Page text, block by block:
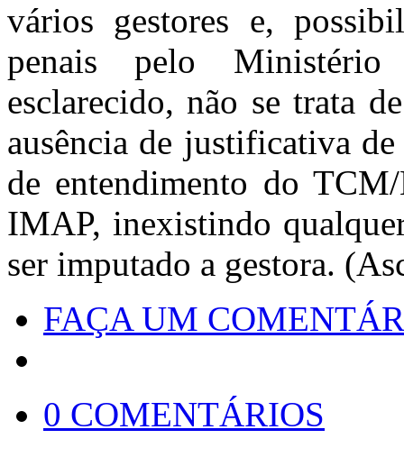
vários gestores e,
penais pelo Ministério
esclarecido, não se trata
ausência de justificativa de
de entendimento do
IMAP, inexistindo
ser imputado a gestora.
FAÇA UM
0 COMENTÁRIOS